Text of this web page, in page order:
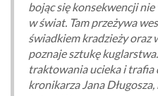
bojąc się konsekwencji
w świat. Tam przeżywa
świadkiem kradzieży oraz
poznaje sztukę
traktowania ucieka i trafia
kronikarza Jana